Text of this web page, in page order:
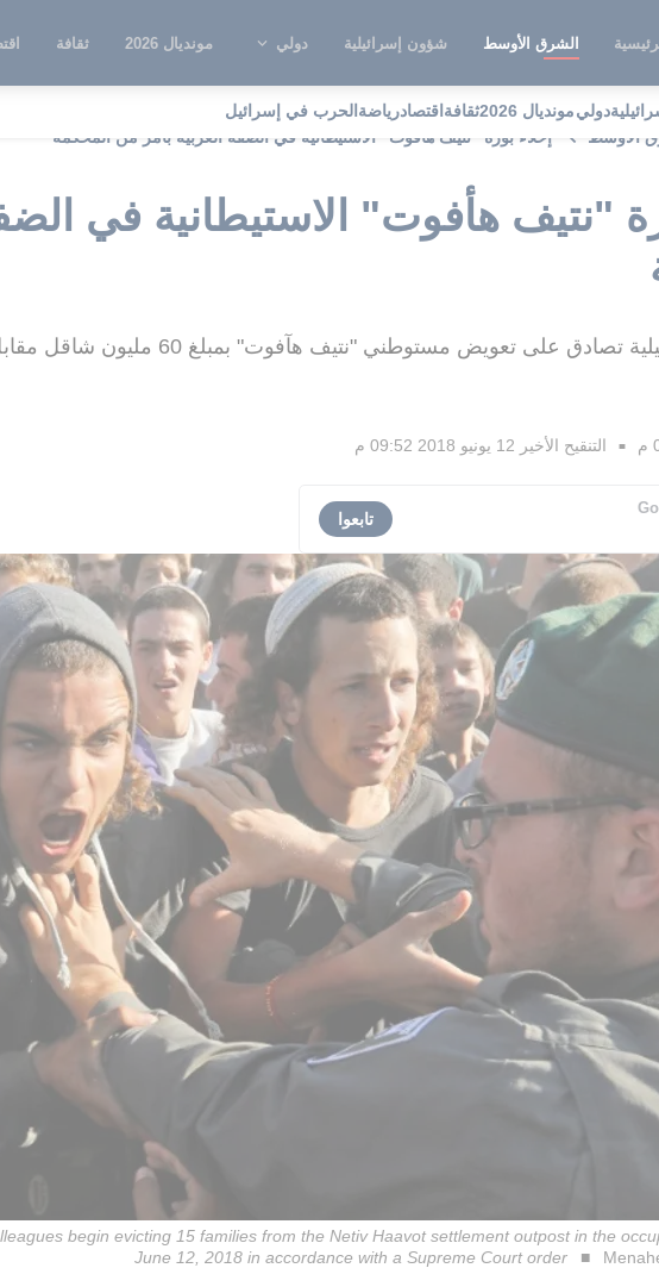
الشرق الأوسط شؤون إسرائيلية دولي مونديال 2026 ثقافة
دوليمونديال 2026 ثقافة اقتصادرياضة الحرب في إسرائيل
الأوسط إخلاء بؤرة "نتيف هأفوت" الاستيطانية في الضفة الغربية بأمر من المحكمة
"نتيف هأفوت" الاستيطانية في
على تعويض مستوطني "نتيف هآفوت" بمبلغ 60 مليون شاقل مقابل إخلائهم من المستوطنة
■ التنقيح الأخير 12 يونيو 2018 09:52 م
تابعوا
begin evicting 15 families from the Netiv Haavot settlement outpost in the
June 12, 2018 in accordance with a Supreme Court order